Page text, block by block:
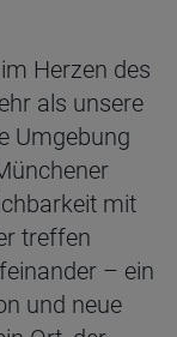
Herzen des
als unsere
Umgebung
mit
treffen
– ein
und neue